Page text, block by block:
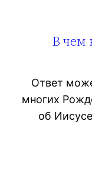
В чем
Ответ
многих
об